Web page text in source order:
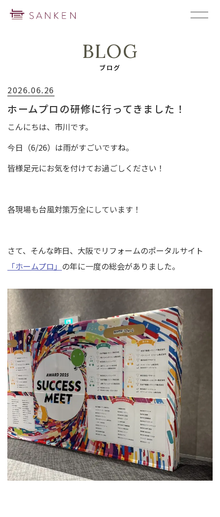
BLOG
ブログ
2026.06.26
ホームプロの研修に行ってきました！
こんにちは、市川です。
今日（6/26）は雨がすごいですね。
皆様足元にお気を付けてお過ごしください！
各現場も台風対策万全にしています！
さて、そんな昨日、大阪でリフォームのポータルサイト
「ホームプロ」 の年に一度の総会がありました。